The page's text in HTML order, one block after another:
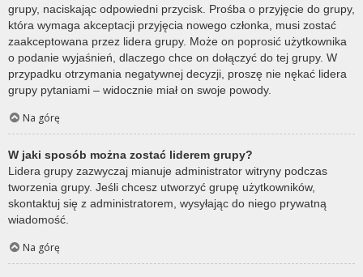
grupy, naciskając odpowiedni przycisk. Prośba o przyjęcie do grupy,
która wymaga akceptacji przyjęcia nowego członka, musi zostać
zaakceptowana przez lidera grupy. Może on poprosić użytkownika
o podanie wyjaśnień, dlaczego chce on dołączyć do tej grupy. W
przypadku otrzymania negatywnej decyzji, proszę nie nękać lidera
grupy pytaniami – widocznie miał on swoje powody.
Na górę
W jaki sposób można zostać liderem grupy?
Lidera grupy zazwyczaj mianuje administrator witryny podczas
tworzenia grupy. Jeśli chcesz utworzyć grupę użytkowników,
skontaktuj się z administratorem, wysyłając do niego prywatną
wiadomość.
Na górę